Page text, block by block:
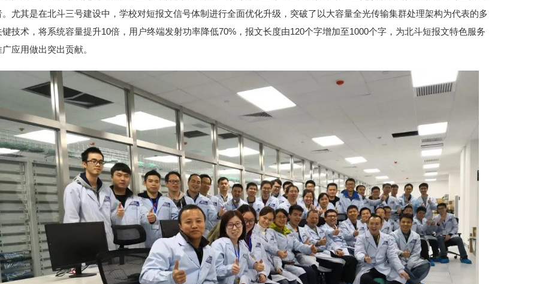
。尤其是在北斗三号建设中，学校对短报文信号体制进行全面优化升级，突破了以大容量全光传输集群处理架构为代表的多
键技术，将系统容量提升10倍，用户终端发射功率降低70%，报文长度由120个字增加至1000个字，为北斗短报文特色服务
应用做出突出贡献。